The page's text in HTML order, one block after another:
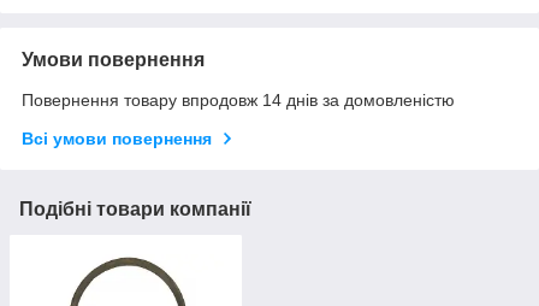
Умови повернення
Повернення товару впродовж 14 днів за домовленістю
Всі умови повернення
Подібні товари компанії